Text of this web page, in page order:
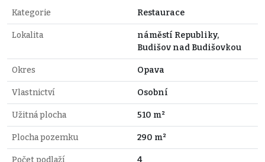
Kategorie Restaurace
Lokalita
náměstí Republiky,
Budišov nad Budišovkou
Okres Opava
Vlastnictví Osobní
Užitná plocha 510 m²
Plocha pozemku 290 m²
Počet podlaží 4